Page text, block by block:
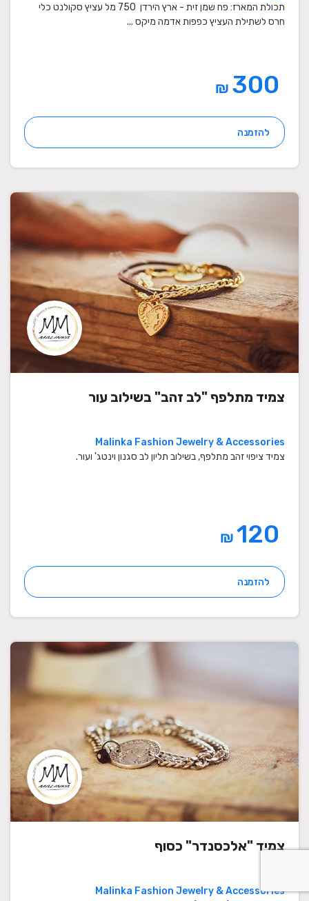
תכולת המארז: פח שמן זית - ארץ הירדן 750 מל עציץ סקולנט כלי
חרס לשתילת העציץ כפפות אדמה מיקס ...
₪
להזמנה
צמיד מתלפף "לב זהב" בשילוב עור
Malinka Fashion Jewelry & Accessories
צמיד ציפוי זהב מתלפף, בשילוב תליון לב סגנון וינטג' ועור.
₪
להזמנה
צמיד "אלכסנדר" כסוף
Malinka Fashion Jewelry & Accessories